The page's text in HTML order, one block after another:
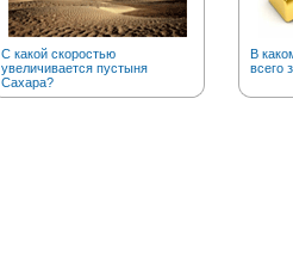
С какой скоростью
увеличивается пустыня
Сахара?
В
всего